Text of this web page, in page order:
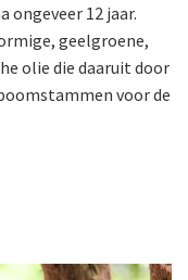
ongeveer 12 jaar.
geelgroene,
olie die daaruit door
voor de